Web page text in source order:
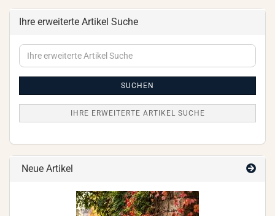
Ihre erweiterte Artikel Suche
Ihre
erweiterte
SUCHEN
IHRE ERWEITERTE ARTIKEL SUCHE
Neue Artikel